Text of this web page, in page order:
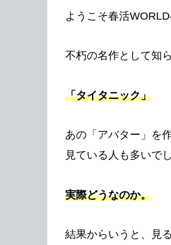
ようこそ春活
不朽の名作として知
「タイタニック」
あの「アバター」を
見ている人も多いで
実際どうなのか。
結果からいうと、見